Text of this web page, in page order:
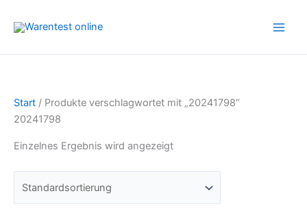
Inhalt
Start / Produkte verschlagwortet mit „20241798“
20241798
Einzelnes Ergebnis wird angezeigt